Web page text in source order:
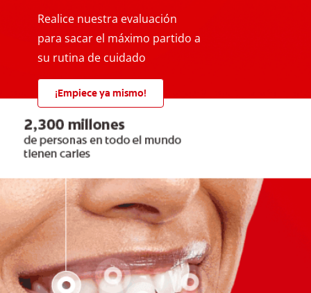
Realice nuestra evaluación
para sacar el máximo partido a
su rutina de cuidado
¡Empiece ya mismo!